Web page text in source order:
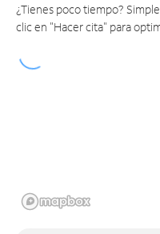
¿Tienes poco tiempo?
clic en "Hacer cita" para